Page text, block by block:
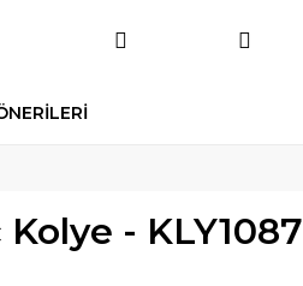
Kolye - KLY1087